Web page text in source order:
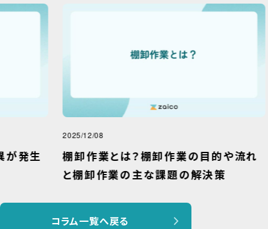
2025/12/08
棚卸作業とは？棚卸作業の目的や流れ
と棚卸作業の主な課題の解決策
棚
コラム一覧へ戻る